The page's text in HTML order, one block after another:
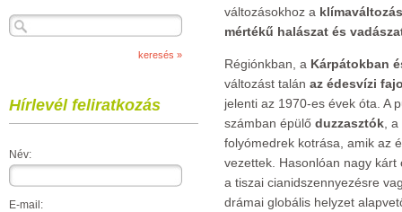
Hírlevél feliratkozás
Név:
E-mail:
változásokhoz a
mértékű halászat és
Régiónkban, a Kárpátokban
változást talán az édesvízi
jelenti az 1970-es évek óta. A
számban épülő duzzasztók ,
folyómedrek kotrása, amik az
vezettek. Hasonlóan nagy
a tiszai cianidszennyezésre
drámai globális helyzet